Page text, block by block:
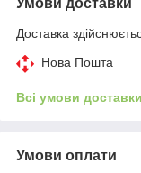
Доставка
Нова Пошта
Всі умови доставки
Умови оплати